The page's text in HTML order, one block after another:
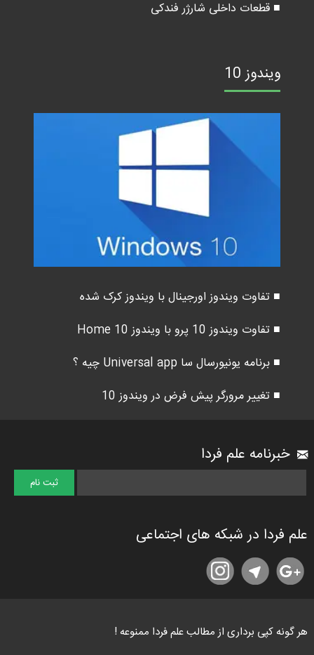
■ قطعات داخلی شارژر فندکی
ویندوز 10
■ تفاوت ویندوز اورجینال با ویندوز کرک شده
■ تفاوت ویندوز 10 پرو با ویندوز 10 Home
■ برنامه یونیورسال سا Universal app چیه ؟
■ تغییر مرورگر پیش فرض در ویندوز 10
خبرنامه علم فردا
علم فردا در شبکه های اجتماعی
هر گونه کپی برداری از مطالب علم فردا ممنوعه !